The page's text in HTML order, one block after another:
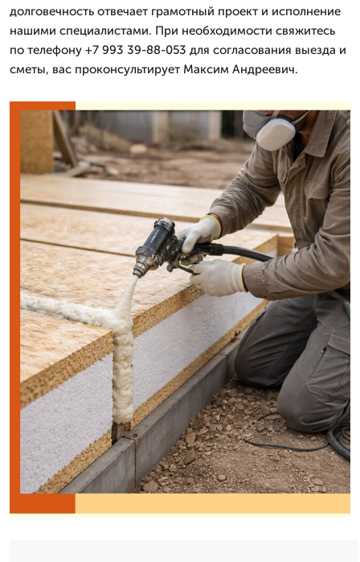
долговечность отвечает грамотный проект и исполнение
нашими специалистами. При необходимости свяжитесь
по телефону +7 993 39-88-053 для согласования выезда и
сметы, вас проконсультирует Максим Андреевич.